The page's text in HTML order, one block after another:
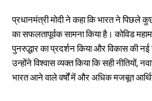
प्रधानमंत्री मोदी ने कहा कि भारत ने पिछले
का सफलतापूर्वक सामना किया है। कोविड
पुनरुद्धार का प्रदर्शन किया और विकास की
उन्होंने विश्वास व्यक्त किया कि सही नीतियों,
भारत आने वाले वर्षों में और अधिक मजबूत